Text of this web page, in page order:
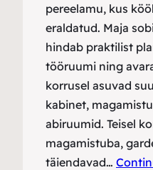
pereelamu, kus
eraldatud. Maja
hindab praktilist
tööruumi ning
korrusel asuvad
kabinet,
abiruumid. Teisel
magamistuba,
täiendavad…